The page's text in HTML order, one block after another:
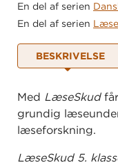
En del af serien
En del af serien
BESKRIVELSE
Med LæseSkud
grundig
læseforskning.
LæseSkud 5.